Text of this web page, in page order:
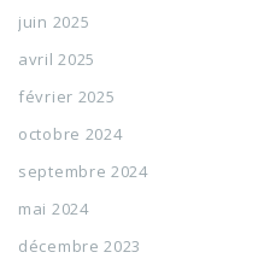
juin 2025
avril 2025
février 2025
octobre 2024
septembre 2024
mai 2024
décembre 2023